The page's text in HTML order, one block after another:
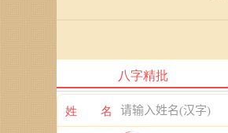
八字精批
姓 名